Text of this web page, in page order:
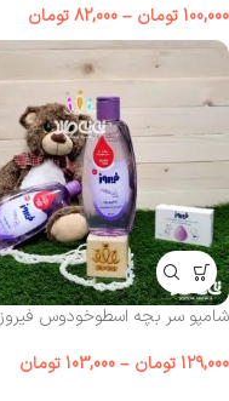
100,000 تومان –
82,000تومان
شامپو سر بچه اسطوخودوس فیروز
129,000 تومان –
103,000 تومان